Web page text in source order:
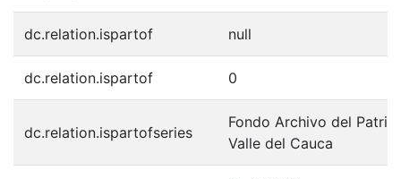
dc.relation.ispartof null
dc.relation.ispartof 0
dc.relation.ispartofseries
Fondo Archivo del
Valle del Cauca